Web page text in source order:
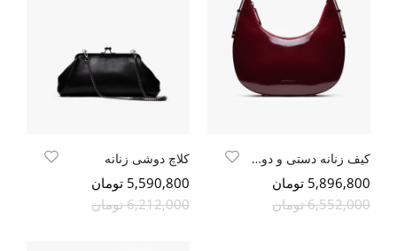
کیف زنانه دستی و دوشی
5,896,800 تومان
6,552,000 تومان
کلاچ دوشی زنانه
5,590,800 تومان
6,212,000 تومان